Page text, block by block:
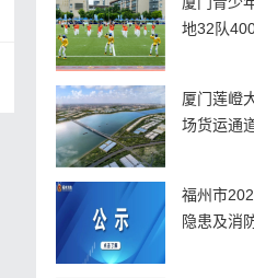
地32队
厦门莲嶝
场货运通
福州市
隐患及消